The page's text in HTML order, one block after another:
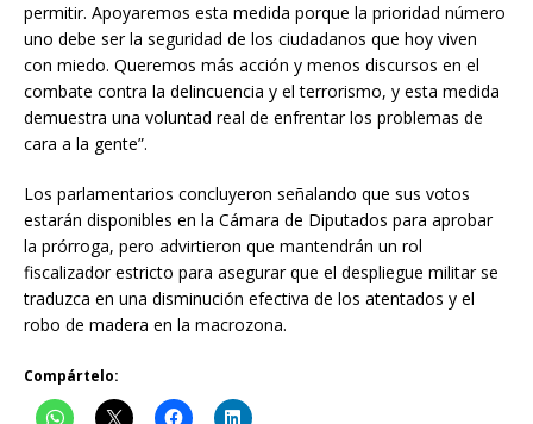
permitir. Apoyaremos esta medida porque la prioridad número
uno debe ser la seguridad de los ciudadanos que hoy viven
con miedo. Queremos más acción y menos discursos en el
combate contra la delincuencia y el terrorismo, y esta medida
demuestra una voluntad real de enfrentar los problemas de
cara a la gente”.
Los parlamentarios concluyeron señalando que sus votos
estarán disponibles en la Cámara de Diputados para aprobar
la prórroga, pero advirtieron que mantendrán un rol
fiscalizador estricto para asegurar que el despliegue militar se
traduzca en una disminución efectiva de los atentados y el
robo de madera en la macrozona.
Compártelo: